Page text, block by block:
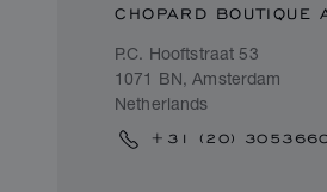
CHOPARD BOUTIQUE
P.C. Hooftstraat 53
1071 BN, Amsterdam
Netherlands
+31 (20)